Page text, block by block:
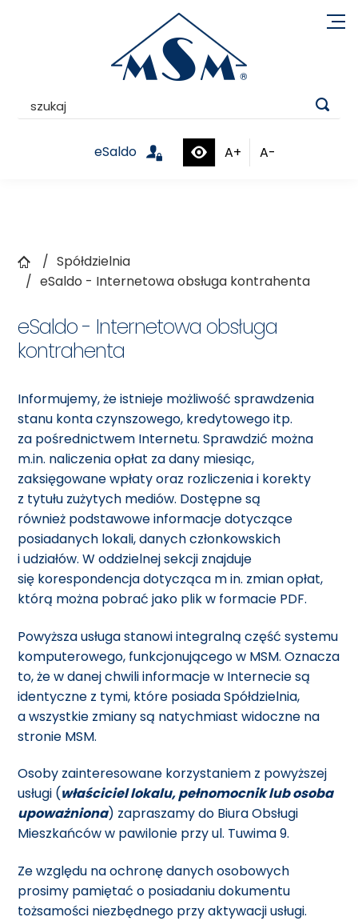

eSaldo   A+ A-
Spółdzielnia
eSaldo - Internetowa obsługa kontrahenta
eSaldo - Internetowa obsługa
kontrahenta
Informujemy, że istnieje możliwość sprawdzenia
stanu konta czynszowego, kredytowego itp.
za pośrednictwem Internetu. Sprawdzić można
m.in. naliczenia opłat za dany miesiąc,
zaksięgowane wpłaty oraz rozliczenia i korekty
z tytułu zużytych mediów. Dostępne są
również podstawowe informacje dotyczące
posiadanych lokali, danych członkowskich
i udziałów. W oddzielnej sekcji znajduje
się korespondencja dotycząca m in. zmian opłat,
którą można pobrać jako plik w formacie PDF.
Powyższa usługa stanowi integralną część systemu
komputerowego, funkcjonującego w MSM. Oznacza
to, że w danej chwili informacje w Internecie są
identyczne z tymi, które posiada Spółdzielnia,
a wszystkie zmiany są natychmiast widoczne na
stronie MSM.
Osoby zainteresowane korzystaniem z powyższej
usługi (właściciel lokalu, pełnomocnik lub osoba
upoważniona) zapraszamy do Biura Obsługi
Mieszkańców w pawilonie przy ul. Tuwima 9.
Ze względu na ochronę danych osobowych
prosimy pamiętać o posiadaniu dokumentu
tożsamości niezbędnego przy aktywacji usługi.